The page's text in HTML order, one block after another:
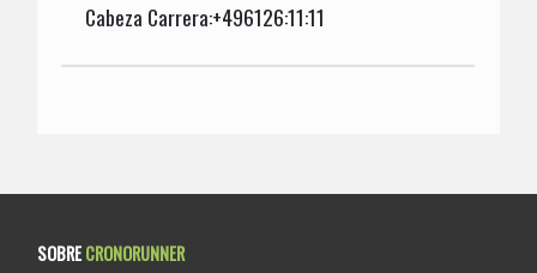
Cabeza Carrera:+496126:11:11
SOBRECRONORUNNER